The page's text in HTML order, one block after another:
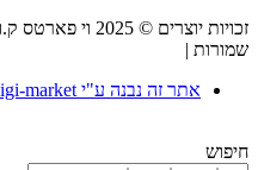
זכויות יוצרים ©
שמורות |
אתר זה נבנה ע"י Digi-market שיווק דיגיטלי ברמה אחרת
חיפוש